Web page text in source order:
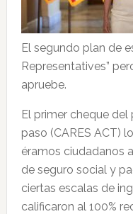
El segundo plan de
Representatives”
apruebe.
El primer cheque
paso (CARES ACT)
éramos ciudadanos
de seguro social y
ciertas escalas de
calificaron al 100%